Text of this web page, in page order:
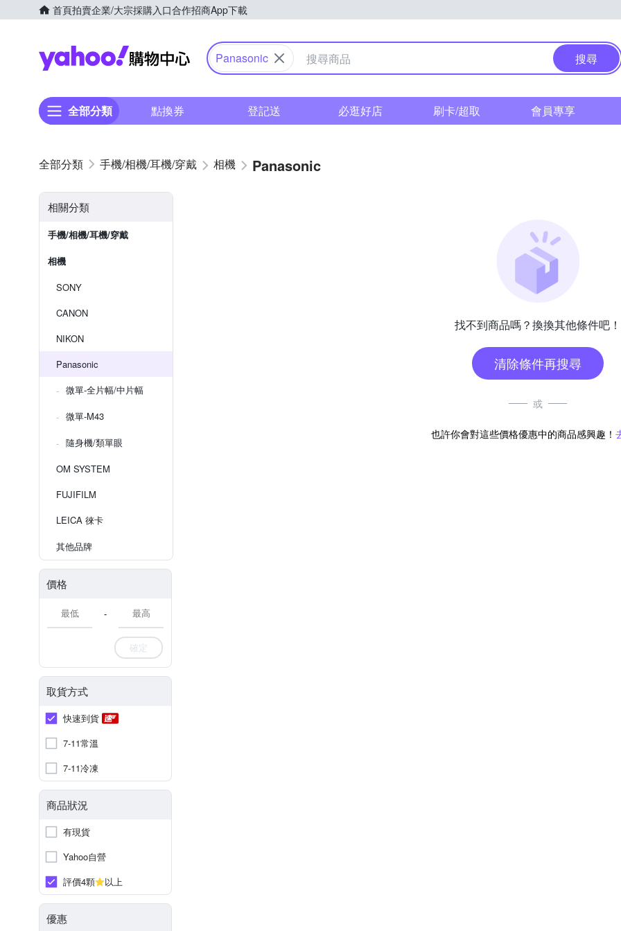
首頁拍賣企業/大宗採購入口合作招商App下載
Yahoo購物中心
Panasonic 搜尋
全部分類 點換券 登記送 必逛好店 刷卡/超取 會員專享
手機/相機/耳機/穿戴 相機 Panasonic
相關分類
手機/相機/耳機/穿戴
相機
SONY
CANON
NIKON
Panasonic
微單-全片幅/中片幅
微單-M43
隨身機/類單眼
OM SYSTEM
FUJIFILM
LEICA 徠卡
其他品牌
價格
-
確定
取貨方式
快速到貨
7-11常溫
7-11冷凍
商品狀況
有現貨
Yahoo自營
評價4顆
以上
優惠
找不到商品嗎？換換其他條件吧！
清除條件再搜尋
或
也許你會對這些價格優惠中的商品感興趣！